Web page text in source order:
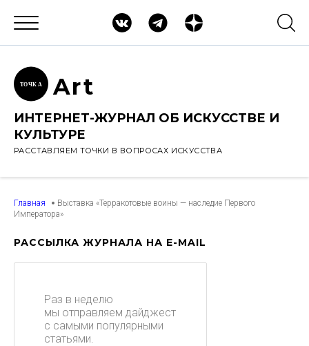
ТОЧК А Art
ИНТЕРНЕТ-ЖУРНАЛ ОБ ИСКУССТВЕ И
КУЛЬТУРЕ
РАССТАВЛЯЕМ ТОЧКИ В ВОПРОСАХ ИСКУССТВА
Главная
Выставка «Терракотовые воины — наследие Первого
Императора»
РАССЫЛКА ЖУРНАЛА НА E-MAIL
Раз в неделю
мы отправляем дайджест
с самыми популярными
статьями.